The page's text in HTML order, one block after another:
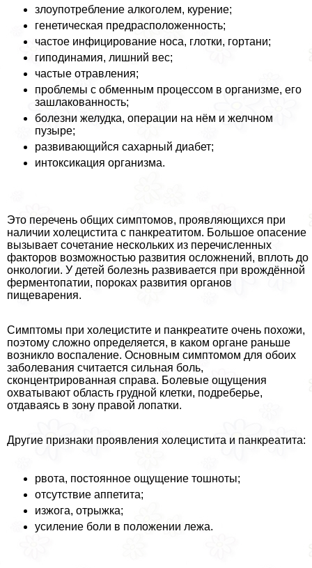
злоупотребление алкоголем, курение;
генетическая предрасположенность;
частое инфицирование носа, глотки, гортани;
гиподинамия, лишний вес;
частые отравления;
проблемы с обменным процессом в организме, его
зашлакованность;
болезни желудка, операции на нём и желчном
пузыре;
развивающийся сахарный диабет;
интоксикация организма.
Это перечень общих симптомов, проявляющихся при
наличии холецистита с панкреатитом. Большое опасение
вызывает сочетание нескольких из перечисленных
факторов возможностью развития осложнений, вплоть до
онкологии. У детей болезнь развивается при врождённой
ферментопатии, пороках развития органов
пищеварения.
Симптомы при холецистите и панкреатите очень похожи,
поэтому сложно определяется, в каком органе раньше
возникло воспаление. Основным симптомом для обоих
заболевания считается сильная боль,
сконцентрированная справа. Болевые ощущения
охватывают область грудной клетки, подреберье,
отдаваясь в зону правой лопатки.
Другие признаки проявления холецистита и панкреатита:
рвота, постоянное ощущение тошноты;
отсутствие аппетита;
изжога, отрыжка;
усиление боли в положении лежа.